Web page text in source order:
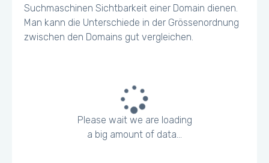
Suchmaschinen Sichtbarkeit einer Domain dienen.
Man kann die Unterschiede in der Grössenordnung
zwischen den Domains gut vergleichen.
Please wait we are loading
a big amount of data...